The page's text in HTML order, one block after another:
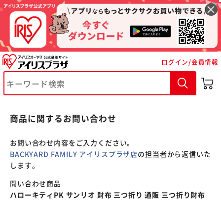
ログイン/会員情報
商品に関するお問い合わせ
お問い合わせ内容をご入力ください。
BACKYARD FAMILY アイリスプラザ店の担当者から返信いた
します。
問い合わせ商品
ハローキティPK サンリオ 財布 三つ折り 通販 三つ折り財布
※ご確認ください
カートに入れる